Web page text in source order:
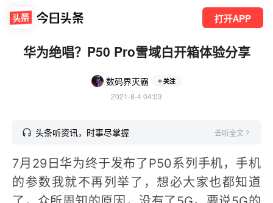
打开APP
华为绝唱？P50 Pro雪域白开箱体验分享
数码界灭霸 关注
2021-8-4 04:03
头条听资讯，时事尽掌握 去听全文
7月29日华为终于发布了P50系列手机，手机
的参数我就不再列举了，想必大家也都知道